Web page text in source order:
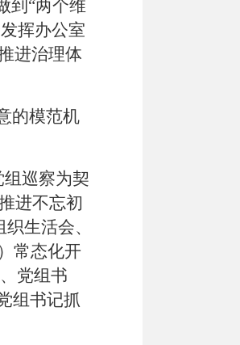
到 “两个维
挥办公室
推进治理体
的模范机
巡察为契
进不忘初
生活会、
）常态化开
党组书
组书记抓